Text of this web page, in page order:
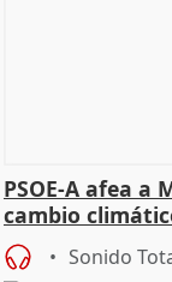
PSOE-A afea
cambio
Sonido